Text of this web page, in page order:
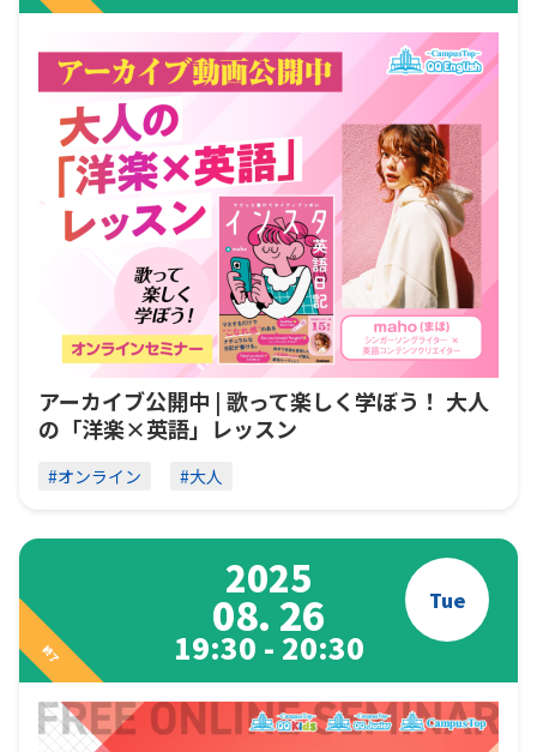
アーカイブ公開中 | 歌って楽しく学ぼう！ 大人
の「洋楽×英語」レッスン
#オンライン #大人
終了
2025
08. 26 Tue
19:30 - 20:30